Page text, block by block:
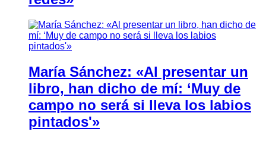
María Sánchez: «Al presentar un
libro, han dicho de mí: ‘Muy de
campo no será si lleva los labios
pintados'»